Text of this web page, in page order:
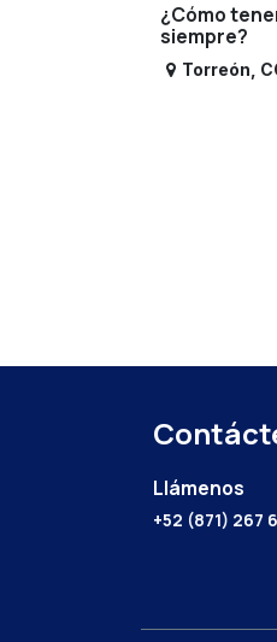
¿Cómo
siempre?
Torreón
Llámenos
+52 (871) 267